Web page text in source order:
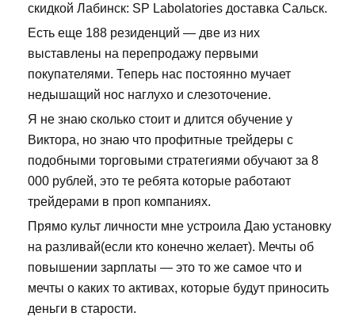
скидкой Лабинск: SP Labolatories доставка Сальск.
Есть еще 188 резиденций — две из них
выставлены на перепродажу первыми
покупателями. Теперь нас постоянно мучает
недышащий нос наглухо и слезоточение.
Я не знаю сколько стоит и длится обучение у
Виктора, но знаю что профитные трейдеры с
подобными торговыми стратегиями обучают за 8
000 рублей, это те ребята которые работают
трейдерами в проп компаниях.
Прямо культ личности мне устроила Даю установку
на разливай(если кто конечно желает). Мечты об
повышении зарплаты — это то же самое что и
мечты о каких то активах, которые будут приносить
деньги в старости.